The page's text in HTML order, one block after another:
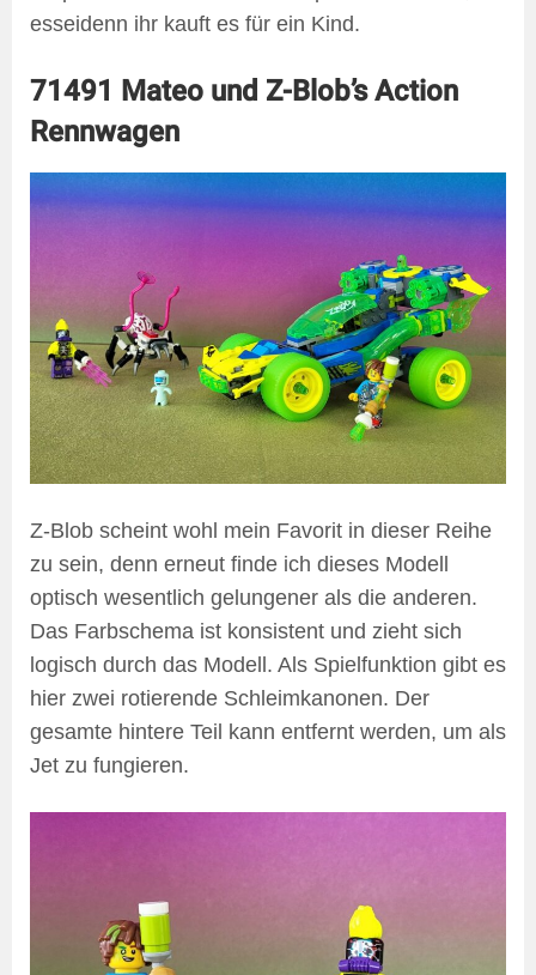
esseidenn ihr kauft es für ein Kind.
71491 Mateo und Z-Blob’s Action
Rennwagen
Z-Blob scheint wohl mein Favorit in dieser Reihe
zu sein, denn erneut finde ich dieses Modell
optisch wesentlich gelungener als die anderen.
Das Farbschema ist konsistent und zieht sich
logisch durch das Modell. Als Spielfunktion gibt es
hier zwei rotierende Schleimkanonen. Der
gesamte hintere Teil kann entfernt werden, um als
Jet zu fungieren.